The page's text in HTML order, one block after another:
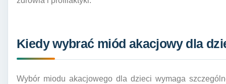
Kiedy wybrać miód akacjowy dla
Wybór miodu akacjowego dla dzieci wymaga